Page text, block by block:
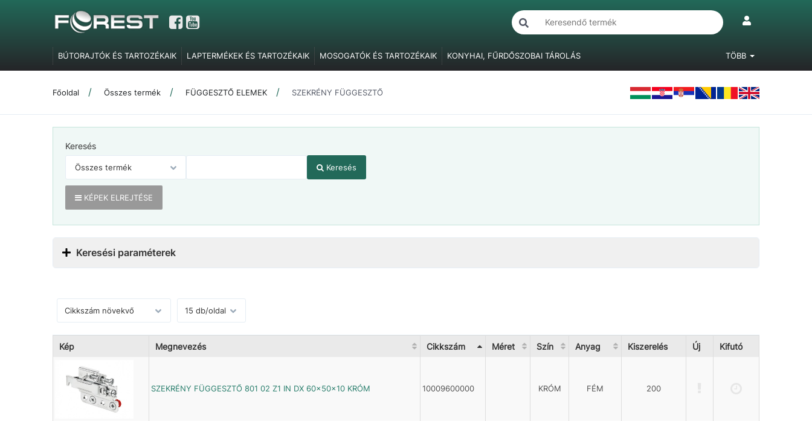
BÚTORAJTÓK ÉS TARTOZÉKAIK LAPTERMÉKEK ÉS TARTOZÉKAIK MOSOGATÓK ÉS TARTOZÉKAIK
KONYHAI, FŰRDŐSZOBAI TÁROLÁS
GARDRÓBELEMEK, POLCTARTÓK ÉS SZOBAI KIEGÉSZÍTŐK
BÚTORVILÁGÍTÁS FOGANTYÚK, FOGASOK BÚTORPÁNTOK
FIÓKRENDSZEREK
TOLÓAJTÓ VASALATOK
FEL- ÉS LENYÍLÓ VASALATOK BÚTORZÁRAK FÜGGESZTŐ ELEMEK
MARKETING ESZKÖZÖK
TÖBB
Főoldal Összes termék FÜGGESZTŐ ELEMEK SZEKRÉNY FÜGGESZTŐ
Keresés
Keresés
KÉPEK ELREJTÉSE
Keresési paraméterek
Kép Megnevezés Cikkszám Méret Szín Anyag Kiszerelés Új Kifutó
SZEKRÉNY FÜGGESZTŐ 801 02 Z1 IN DX 60×50×10 KRÓM 10009600000 KRÓM FÉM 200